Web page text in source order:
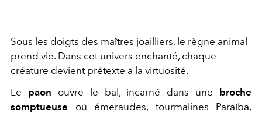
Sous les doigts des maîtres joailliers, le règne animal
prend vie. Dans cet univers enchanté, chaque
créature devient prétexte à la virtuosité.
Le paon ouvre le bal, incarné dans une broche
somptueuse où émeraudes, tourmalines Paraíba,